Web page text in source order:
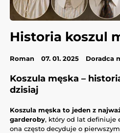
Historia koszul
Roman 07. 01. 2025 Doradca
Koszula męska –
dzisiaj
Koszula męska to jeden z
garderoby, który od lat definiuje
ona często decyduje o